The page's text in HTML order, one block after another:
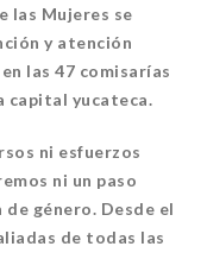
las Mujeres se
y atención
las 47 comisarías
capital yucateca.
ni esfuerzos
ni un paso
género. Desde el
de todas las